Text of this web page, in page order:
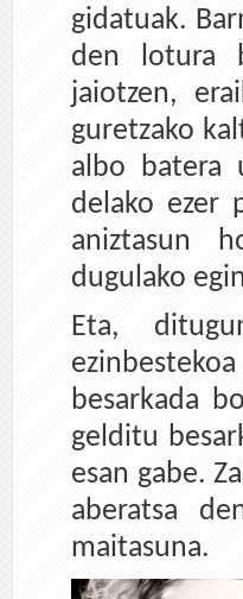
gidatuak.
den lotura
jaiotzen,
guretzako
albo batera
delako ezer
aniztasun
dugulako
Eta,
besarkada
gelditu
esan gabe.
aberatsa
maitasuna.